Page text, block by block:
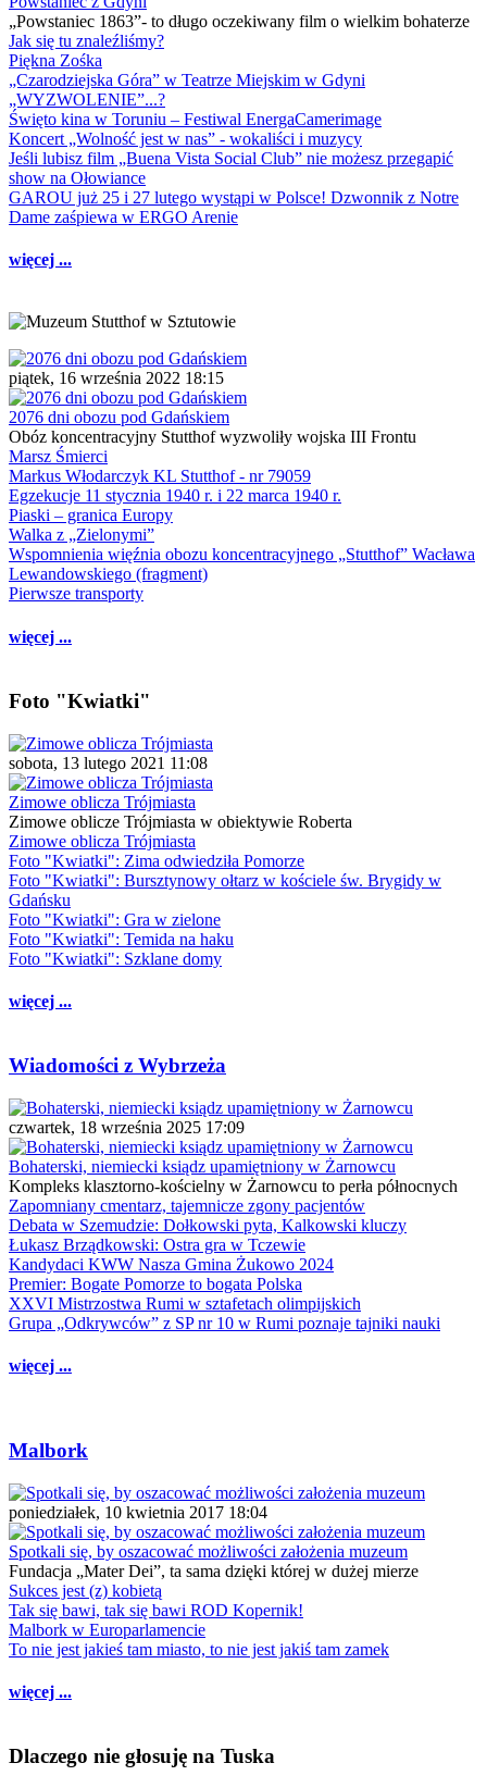
„Powstaniec 1863”- to długo oczekiwany film o wielkim bohaterze
Jak się tu znaleźliśmy?
Piękna Zośka
„Czarodziejska Góra” w Teatrze Miejskim w Gdyni
„WYZWOLENIE”...?
Święto kina w Toruniu – Festiwal EnergaCamerimage
Koncert „Wolność jest w nas” - wokaliści i muzycy
Jeśli lubisz film „Buena Vista Social Club” nie możesz przegapić
show na Ołowiance
GAROU już 25 i 27 lutego wystąpi w Polsce! Dzwonnik z Notre
Dame zaśpiewa w ERGO Arenie
więcej ...
piątek, 16 września 2022 18:15
2076 dni obozu pod Gdańskiem
Obóz koncentracyjny Stutthof wyzwoliły wojska III Frontu
Marsz Śmierci
Markus Włodarczyk KL Stutthof - nr 79059
Egzekucje 11 stycznia 1940 r. i 22 marca 1940 r.
Piaski – granica Europy
Walka z „Zielonymi”
Wspomnienia więźnia obozu koncentracyjnego „Stutthof” Wacława
Lewandowskiego (fragment)
Pierwsze transporty
więcej ...
Foto "Kwiatki"
sobota, 13 lutego 2021 11:08
Zimowe oblicza Trójmiasta
Zimowe oblicze Trójmiasta w obiektywie Roberta
Zimowe oblicza Trójmiasta
Foto "Kwiatki": Zima odwiedziła Pomorze
Foto "Kwiatki": Bursztynowy ołtarz w kościele św. Brygidy w
Gdańsku
Foto "Kwiatki": Gra w zielone
Foto "Kwiatki": Temida na haku
Foto "Kwiatki": Szklane domy
więcej ...
Wiadomości z Wybrzeża
czwartek, 18 września 2025 17:09
Bohaterski, niemiecki ksiądz upamiętniony w Żarnowcu
Kompleks klasztorno-kościelny w Żarnowcu to perła północnych
Zapomniany cmentarz, tajemnicze zgony pacjentów
Debata w Szemudzie: Dołkowski pyta, Kalkowski kluczy
Łukasz Brządkowski: Ostra gra w Tczewie
Kandydaci KWW Nasza Gmina Żukowo 2024
Premier: Bogate Pomorze to bogata Polska
XXVI Mistrzostwa Rumi w sztafetach olimpijskich
Grupa „Odkrywców” z SP nr 10 w Rumi poznaje tajniki nauki
więcej ...
Malbork
poniedziałek, 10 kwietnia 2017 18:04
Spotkali się, by oszacować możliwości założenia muzeum
Fundacja „Mater Dei”, ta sama dzięki której w dużej mierze
Sukces jest (z) kobietą
Tak się bawi, tak się bawi ROD Kopernik!
Malbork w Europarlamencie
To nie jest jakieś tam miasto, to nie jest jakiś tam zamek
więcej ...
Dlaczego nie głosuję na Tuska